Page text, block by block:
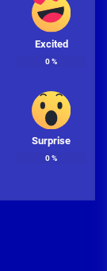
Excited
0%
Surprise
0%